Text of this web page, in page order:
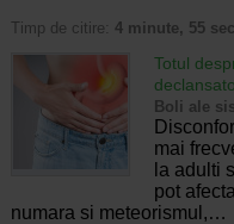
Timp de citire: 4 minute, 55
Totul
Boli ale
mai
la adulti
pot
numara si meteorismul,…